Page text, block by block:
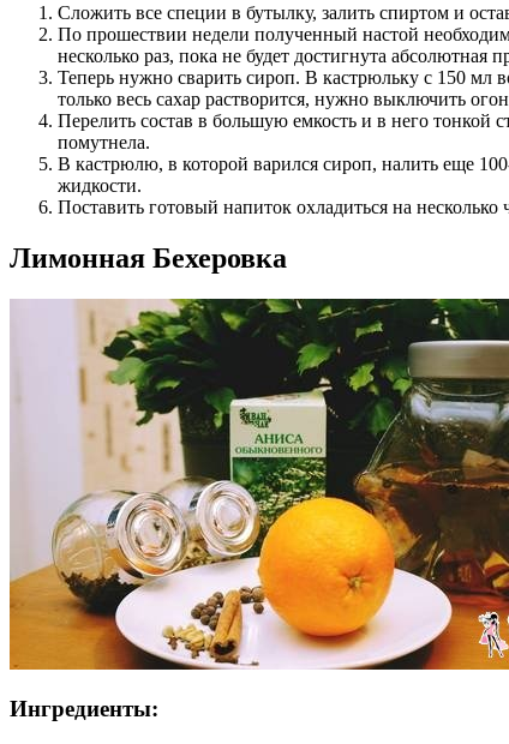
Сложить все специи в бутылку, залить спиртом и
По прошествии недели полученный настой
несколько раз, пока не будет достигнута абсолютная
Теперь нужно сварить сироп. В кастрюльку с 150 мл
только весь сахар растворится, нужно выключить
Перелить состав в большую емкость и в него тонкой
помутнела.
В кастрюлю, в которой варился сироп, налить еще
жидкости.
Поставить готовый напиток охладиться на
Лимонная Бехеровка
Ингредиенты: